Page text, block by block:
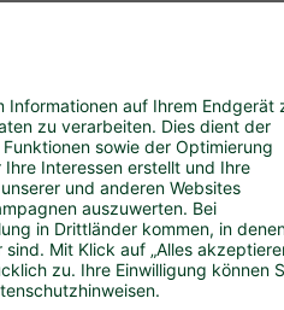
Spiel auf die Social
können Sie direkt am
vorbehalten–